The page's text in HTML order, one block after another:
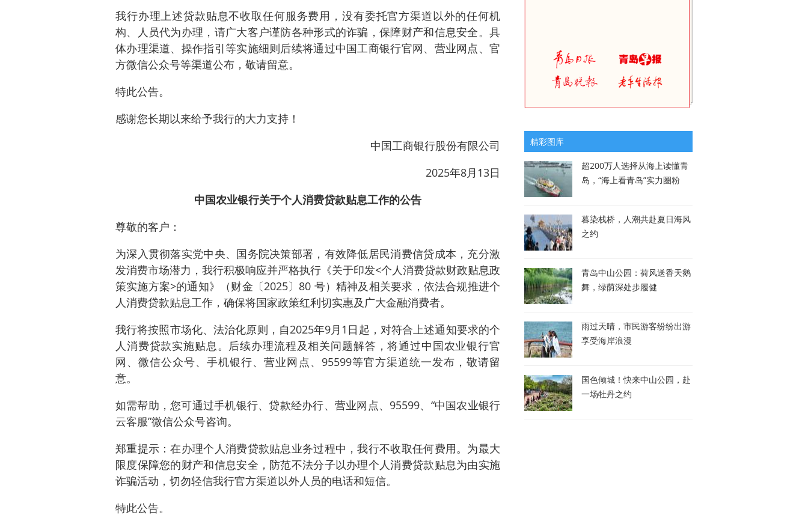
我行办理上述贷款贴息不收取任何服务费用，没有委托官方渠道以外的任何机
构、人员代为办理，请广大客户谨防各种形式的诈骗，保障财产和信息安全。具
体办理渠道、操作指引等实施细则后续将通过中国工商银行官网、营业网点、官
方微信公众号等渠道公布，敬请留意。
特此公告。
感谢您长期以来给予我行的大力支持！
中国工商银行股份有限公司
2025年8月13日
中国农业银行关于个人消费贷款贴息工作的公告
尊敬的客户：
为深入贯彻落实党中央、国务院决策部署，有效降低居民消费信贷成本，充分激
发消费市场潜力，我行积极响应并严格执行《关于印发<个人消费贷款财政贴息政
策实施方案>的通知》（财金〔2025〕80 号）精神及相关要求，依法合规推进个
人消费贷款贴息工作，确保将国家政策红利切实惠及广大金融消费者。
我行将按照市场化、法治化原则，自2025年9月1日起，对符合上述通知要求的个
人消费贷款实施贴息。后续办理流程及相关问题解答，将通过中国农业银行官
网、微信公众号、手机银行、营业网点、95599等官方渠道统一发布，敬请留
意。
如需帮助，您可通过手机银行、贷款经办行、营业网点、95599、“中国农业银行
云客服”微信公众号咨询。
郑重提示：在办理个人消费贷款贴息业务过程中，我行不收取任何费用。为最大
限度保障您的财产和信息安全，防范不法分子以办理个人消费贷款贴息为由实施
诈骗活动，切勿轻信我行官方渠道以外人员的电话和短信。
特此公告。
精彩图库
超200万人选择从海上读懂青
岛，“海上看青岛”实力圈粉
暮染栈桥，人潮共赴夏日海风
之约
青岛中山公园：荷风送香天鹅
舞，绿荫深处步履健
雨过天晴，市民游客纷纷出游
享受海岸浪漫
国色倾城！快来中山公园，赴
一场牡丹之约